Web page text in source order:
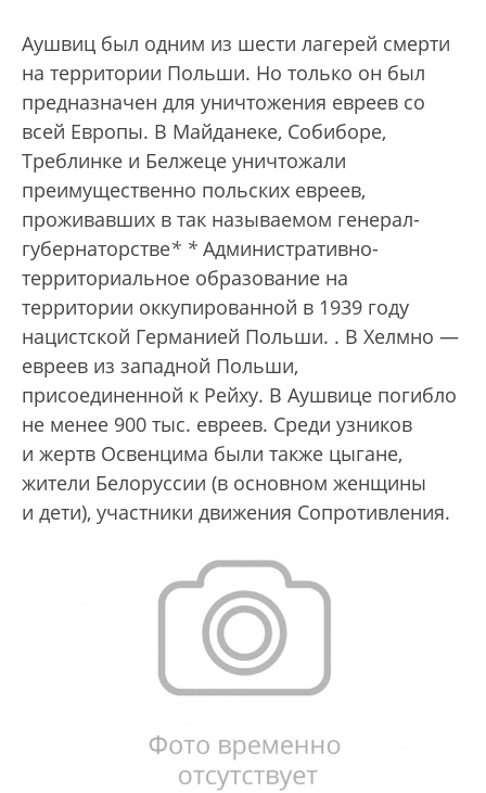
Аушвиц был одним из шести лагерей смерти
на территории Польши. Но только он был
предназначен для уничтожения евреев со
всей Европы. В Майданеке, Собиборе,
Треблинке и Белжеце уничтожали
преимущественно польских евреев,
проживавших в так называемом генерал-
губернаторстве* * Административно-
территориальное образование на
территории оккупированной в 1939 году
нацистской Германией Польши. . В Хелмно —
евреев из западной Польши,
присоединенной к Рейху. В Аушвице погибло
не менее 900 тыс. евреев. Среди узников
и жертв Освенцима были также цыгане,
жители Белоруссии (в основном женщины
и дети), участники движения Сопротивления.